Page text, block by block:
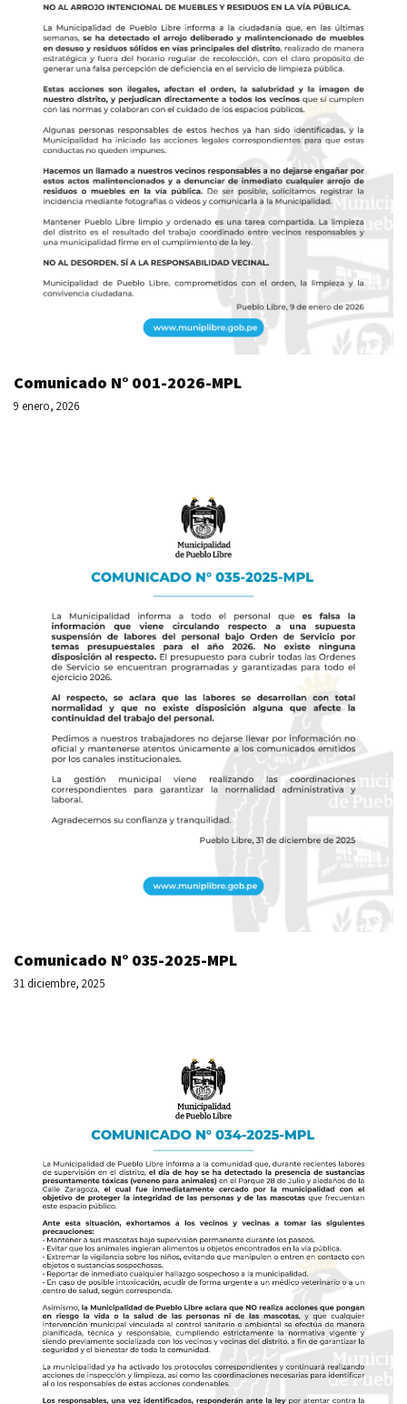
Comunicado N° 001-2026-MPL
9 enero, 2026
Comunicado N° 035-2025-MPL
31 diciembre, 2025